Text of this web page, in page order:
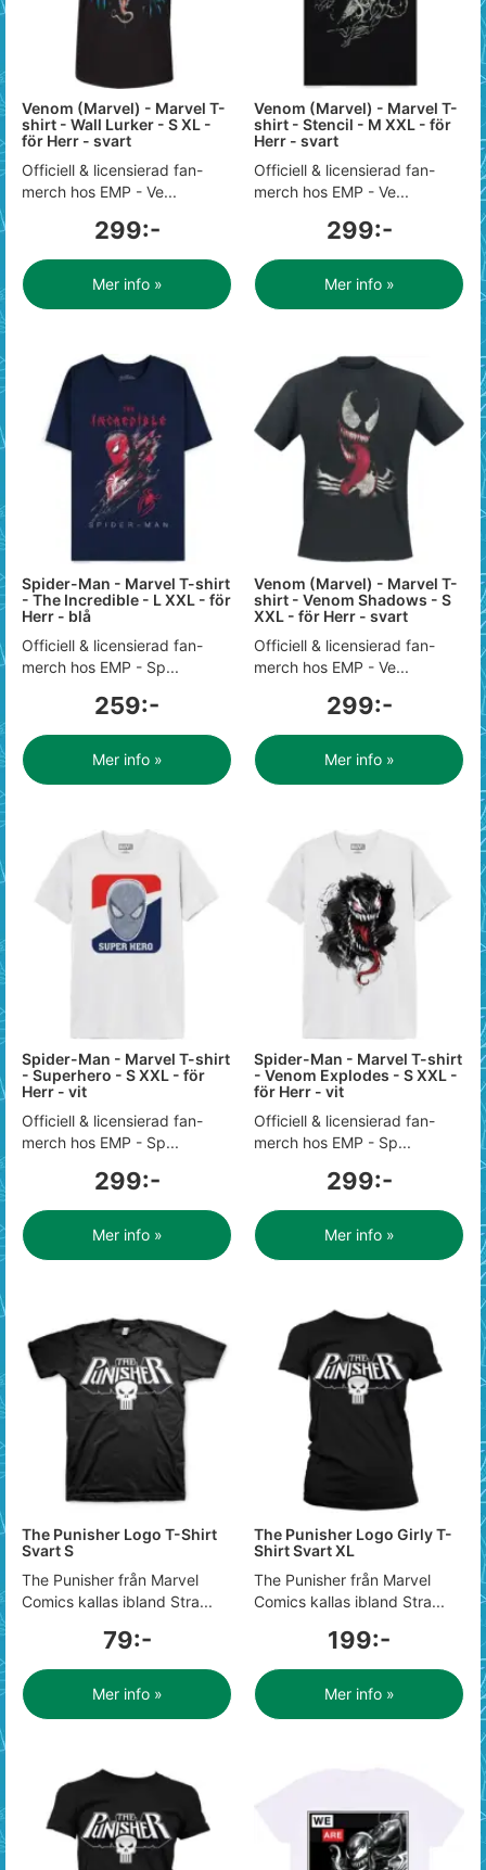
Venom (Marvel) - Marvel T-
shirt - Wall Lurker - S XL -
för Herr - svart
Officiell & licensierad fan-
merch hos EMP - Ve...
299:-
Mer info »
Venom (Marvel) - Marvel T-
shirt - Stencil - M XXL - för
Herr - svart
Officiell & licensierad fan-
merch hos EMP - Ve...
299:-
Mer info »
Spider-Man - Marvel T-shirt
- The Incredible - L XXL - för
Herr - blå
Officiell & licensierad fan-
merch hos EMP - Sp...
259:-
Mer info »
Venom (Marvel) - Marvel T-
shirt - Venom Shadows - S
XXL - för Herr - svart
Officiell & licensierad fan-
merch hos EMP - Ve...
299:-
Mer info »
Spider-Man - Marvel T-shirt
- Superhero - S XXL - för
Herr - vit
Officiell & licensierad fan-
merch hos EMP - Sp...
299:-
Mer info »
Spider-Man - Marvel T-shirt
- Venom Explodes - S XXL -
för Herr - vit
Officiell & licensierad fan-
merch hos EMP - Sp...
299:-
Mer info »
The Punisher Logo T-Shirt
Svart S
The Punisher från Marvel
Comics kallas ibland Stra...
79:-
Mer info »
The Punisher Logo Girly T-
Shirt Svart XL
The Punisher från Marvel
Comics kallas ibland Stra...
199:-
Mer info »